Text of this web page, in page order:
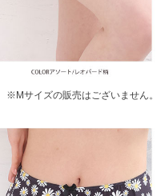
サイズの販売はございません。